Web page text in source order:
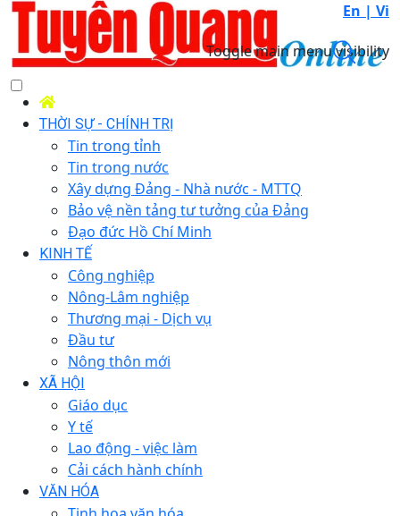
En | Vi
Toggle main menu visibility
THỜI SỰ - CHÍNH TRỊ
Tin trong tỉnh
Tin trong nước
Xây dựng Đảng - Nhà nước - MTTQ
Bảo vệ nền tảng tư tưởng của Đảng
Đạo đức Hồ Chí Minh
KINH TẾ
Công nghiệp
Nông-Lâm nghiệp
Thương mại - Dịch vụ
Đầu tư
Nông thôn mới
XÃ HỘI
Giáo dục
Y tế
Lao động - việc làm
Cải cách hành chính
VĂN HÓA